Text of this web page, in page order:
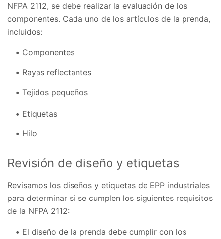
NFPA 2112, se debe realizar la evaluación de los
componentes. Cada uno de los artículos de la prenda,
incluidos:
Componentes
Rayas reflectantes
Tejidos pequeños
Etiquetas
Hilo
Revisión de diseño y etiquetas
Revisamos los diseños y etiquetas de EPP industriales
para determinar si se cumplen los siguientes requisitos
de la NFPA 2112:
El diseño de la prenda debe cumplir con los